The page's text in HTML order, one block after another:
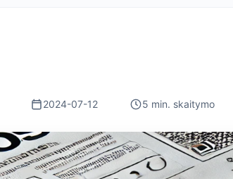
2024-07-12 5 min. skaitymo